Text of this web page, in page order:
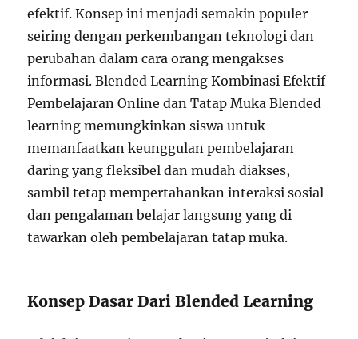
efektif. Konsep ini menjadi semakin populer
seiring dengan perkembangan teknologi dan
perubahan dalam cara orang mengakses
informasi. Blended Learning Kombinasi Efektif
Pembelajaran Online dan Tatap Muka Blended
learning memungkinkan siswa untuk
memanfaatkan keunggulan pembelajaran
daring yang fleksibel dan mudah diakses,
sambil tetap mempertahankan interaksi sosial
dan pengalaman belajar langsung yang di
tawarkan oleh pembelajaran tatap muka.
Konsep Dasar Dari Blended Learning